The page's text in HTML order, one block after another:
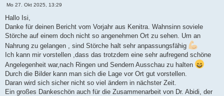
B
r
a
Mo 27. Okt 2025, 13:29
Hallo Isi,
Danke für deinen Bericht vom Vorjahr aus Kenitra. Wahnsinn soviele
Störche auf einem doch nicht so angenehmen Ort zu sehen. Um an
Nahrung zu gelangen , sind Störche halt sehr anpassungsfähig
Ich kann mir vorstellen ,dass das trotzdem eine sehr aufregend schöne
Angelegenheit war,nach Ringen und Sendern Ausschau zu halten
Durch die Bilder kann man sich die Lage vor Ort gut vorstellen.
Daran wird sich sicher nicht so viel ändern in nächster Zeit.
Ein großes Dankeschön auch für die Zusammenarbeit von Dr. Abidi, der